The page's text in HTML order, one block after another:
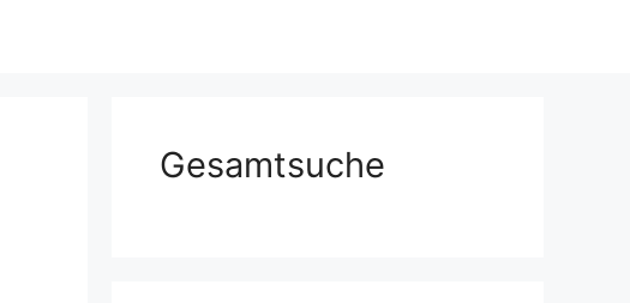
Gesamtsuche